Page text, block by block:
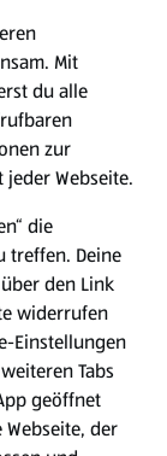
Mit
du alle
zur
Webseite.
die
treffen. Deine
den Link
widerrufen
Einstellungen
Tabs
geöffnet
der